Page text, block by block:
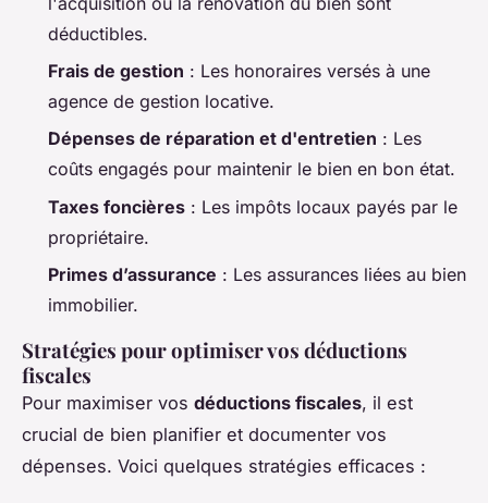
déductibles.
Frais de gestion : Les honoraires versés à une
agence de gestion locative.
Dépenses de réparation et d'entretien : Les
coûts engagés pour maintenir le bien en bon état.
Taxes foncières : Les impôts locaux payés par le
propriétaire.
Primes d’assurance : Les assurances liées au bien
immobilier.
Stratégies pour optimiser vos déductions
fiscales
Pour maximiser vos déductions fiscales, il est
crucial de bien planifier et documenter vos
dépenses. Voici quelques stratégies efficaces :